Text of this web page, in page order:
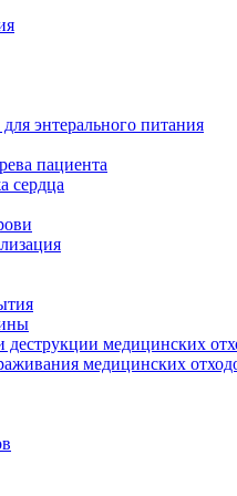
энтерального питания
пациента
сердца
деструкции медицинских
медицинских